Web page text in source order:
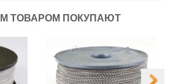
ТОВАРОМ ПОКУПАЮТ